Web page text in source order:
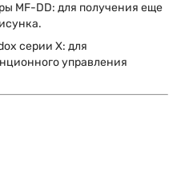
MF-DD: для получения еще
серии X: для
управления